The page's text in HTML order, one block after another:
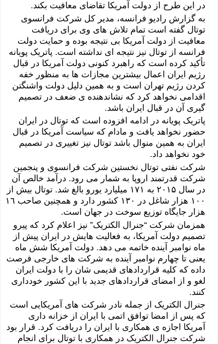
در این طرح از دولت آمریکا تقاضای معافیت بکند.
به گزارش رادیو فرانسه، مدیر کل شرکت فرانسوی
توتال گفته است تمام تلاش های وی برای دریافت
معافیت از دولت آمریکا بی نتیجه بوده و حمایت دولت
فرانسه از توتال نیز نتیجه ای نداشته است. پاتریک پویانه
تأکید کرده است که راهبرد کنونی دولت آمریکا در قبال
رژیم ایران اعمال بیشترین مجازات ها به منظور خفه
کردن رژیم تهران است و به همین دلیل دولت واشنگتن
اقدامی نخواهد کرد که نشاندهنده ی ضعف در تصمیم
گیری آن در قبال ایران باشد.
پاتریک پویانه در ادامه افزوده است که توتال در ایران
حضور نخواهد یافت و مادام که سیاست آمریکا در قبال
ایران به همین منوال باشد توتال نیز تغییری در تصمیم
خود نخواهد داد.
شرکت نفتی توتال نخستین شرکت فرانسوی و پنجمین
شرکت قدرتمند اروپا به شمار می رود. درآمد خالص آن
در سال ٢٠۱۵ به ١۷١ میلیارد یورو بالغ شد. توتال بیش از
١٠٠ هزار شاغل در ١۳٠ کشور دارد و همچنین صاحب ۱٦
هزار جایگاه توزیع سوخت در جهان است.
همزمان شرکت “جنرال الکتریک” نیز اعلام کرد که پیرو
تصمیم دولت آمریکا، به فعالیت هایش در ایران پیش از
ماه نوامبر آینده خاتمه می دهد. دولت آمریکا شش ماه
یعنی تا چهارم نوامبر آینده به شرکت های خارجی فرصت
داده که کلیه قراردادهای قدیمی شان را با دولت ایران
لغو و از امضای قراردادهای جدید با این کشور خودداری
کنند.
جنرال الکتریک از جمله نادر شرکت های آمریکایی است
که پس از امضا توافق اتمی با ایران از خزانه داری
آمریکا اجازه ی همکاری با ایران را دریافت کرد. قرار بود
شرکت جنرال الکتریک در همکاری با توتال برای انجام